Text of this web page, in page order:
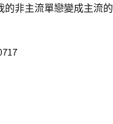
的非主流單戀變成主流的